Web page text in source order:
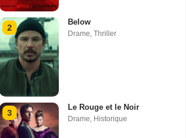
2
Below
Drame Thriller
3
Le Rouge et le Noir
Drame Historique